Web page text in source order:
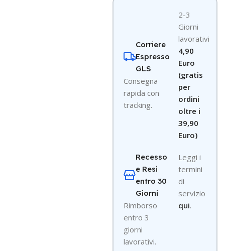
Corriere
Espresso
GLS
Consegna
rapida con
tracking.
2-3
Giorni
lavorativi
4,90
Euro
(gratis
per
ordini
oltre i
39,90
Euro)
Recesso
e Resi
entro 30
Giorni
Rimborso
entro 3
giorni
lavorativi.
Leggi i
termini
di
servizio
qui.